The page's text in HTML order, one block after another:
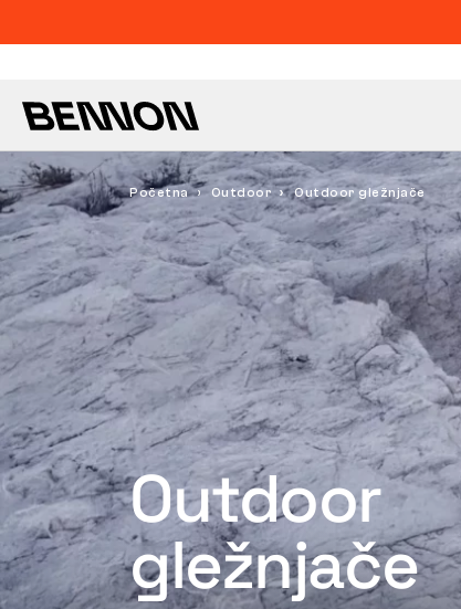
Početna Outdoor Outdoor gležnjače
Outdoor
gležnjače